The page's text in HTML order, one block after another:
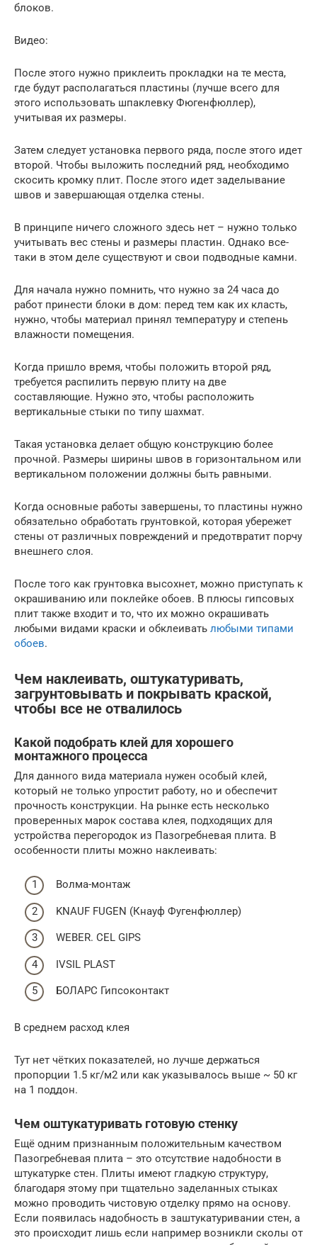
блоков.
Видео:
После этого нужно приклеить прокладки на те места,
где будут располагаться пластины (лучше всего для
этого использовать шпаклевку Фюгенфюллер),
учитывая их размеры.
Затем следует установка первого ряда, после этого идет
второй. Чтобы выложить последний ряд, необходимо
скосить кромку плит. После этого идет заделывание
швов и завершающая отделка стены.
В принципе ничего сложного здесь нет – нужно только
учитывать вес стены и размеры пластин. Однако все-
таки в этом деле существуют и свои подводные камни.
Для начала нужно помнить, что нужно за 24 часа до
работ принести блоки в дом: перед тем как их класть,
нужно, чтобы материал принял температуру и степень
влажности помещения.
Когда пришло время, чтобы положить второй ряд,
требуется распилить первую плиту на две
составляющие. Нужно это, чтобы расположить
вертикальные стыки по типу шахмат.
Такая установка делает общую конструкцию более
прочной. Размеры ширины швов в горизонтальном или
вертикальном положении должны быть равными.
Когда основные работы завершены, то пластины нужно
обязательно обработать грунтовкой, которая убережет
стены от различных повреждений и предотвратит порчу
внешнего слоя.
После того как грунтовка высохнет, можно приступать к
окрашиванию или поклейке обоев. В плюсы гипсовых
плит также входит и то, что их можно окрашивать
любыми видами краски и обклеивать любыми типами
обоев.
Чем наклеивать, оштукатуривать,
загрунтовывать и покрывать краской,
чтобы все не отвалилось
Какой подобрать клей для хорошего
монтажного процесса
Для данного вида материала нужен особый клей,
который не только упростит работу, но и обеспечит
прочность конструкции. На рынке есть несколько
проверенных марок состава клея, подходящих для
устройства перегородок из Пазогребневая плита. В
особенности плиты можно наклеивать:
Волма-монтаж
KNAUF FUGEN (Кнауф Фугенфюллер)
WEBER. CEL GIPS
IVSIL PLAST
БОЛАРС Гипсоконтакт
В среднем расход клея
Тут нет чётких показателей, но лучше держаться
пропорции 1.5 кг/м2 или как указывалось выше ~ 50 кг
на 1 поддон.
Чем оштукатуривать готовую стенку
Ещё одним признанным положительным качеством
Пазогребневая плита – это отсутствие надобности в
штукатурке стен. Плиты имеют гладкую структуру,
благодаря этому при тщательно заделанных стыках
можно проводить чистовую отделку прямо на основу.
Если появилась надобность в заштукатуривании стен, а
это происходит лишь если например возникли сколы от